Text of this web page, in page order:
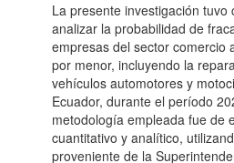
La presente investigación tuvo
analizar la probabilidad de
empresas del sector comercio
por menor, incluyendo la
vehículos automotores y
Ecuador, durante el período
metodología empleada fue de
cuantitativo y analítico,
proveniente de la